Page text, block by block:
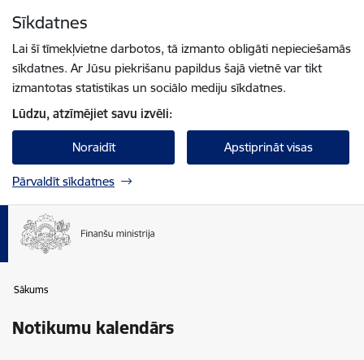
Sīkdatnes
Lai šī tīmekļvietne darbotos, tā izmanto obligāti nepieciešamās
sīkdatnes. Ar Jūsu piekrišanu papildus šajā vietnē var tikt
izmantotas statistikas un sociālo mediju sīkdatnes.
Lūdzu, atzīmējiet savu izvēli:
Noraidīt Apstiprināt visas
Pārvaldīt sīkdatnes
Sākums
Notikumu kalendārs